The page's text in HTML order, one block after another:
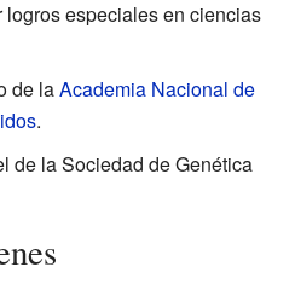
especiales en ciencias
de laAcademia Nacional de
.
de la Sociedad de Genética